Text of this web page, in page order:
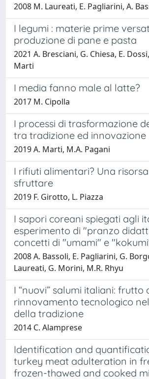
2008 M. Laureati, E. Pagliarini, A.
I legumi : materie prime
produzione di pane e pasta
2021 A. Bresciani, G. Chiesa, E.
Marti
I media fanno male al latte?
2017 M. Cipolla
I processi di trasformazione
tra tradizione ed innovazione
2019 A. Marti, M.A. Pagani
I rifiuti alimentari? Una
sfruttare
2019 F. Girotto, L. Piazza
I sapori coreani spiegati agli
esperimento di "pranzo
concetti di "umami" e
2008 A. Bassoli, E. Pagliarini, G.
Laureati, G. Morini, M.R. Rhyu
I “nuovi” salumi italiani: frutto
rinnovamento tecnologico
della tradizione
2014 C. Alamprese
Identification and
turkey meat adulteration in
frozen-thawed and cooked